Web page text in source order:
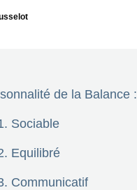
de la Balance
Sociable
Equilibré
Communicatif